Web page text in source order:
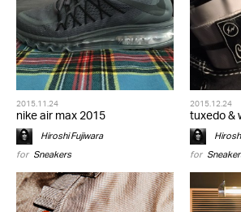
2015.11.24
nike air max 2015
Hiroshi Fujiwara
for Sneakers
2015.12.24
tuxedo &
for